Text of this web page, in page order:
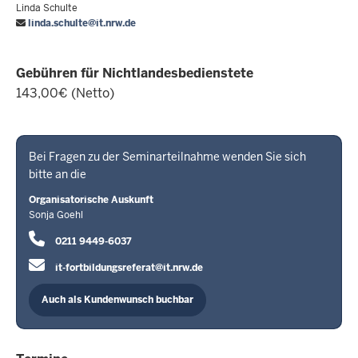
Linda Schulte
linda.schulte@it.nrw.de
Gebühren für Nichtlandesbedienstete
143,00€ (Netto)
Bei Fragen zu der Seminarteilnahme wenden Sie sich
bitte an die
Organisatorische Auskunft
Sonja Goehl
0211 9449-6037
it-fortbildungsreferat@it.nrw.de
Auch als Kundenwunsch buchbar